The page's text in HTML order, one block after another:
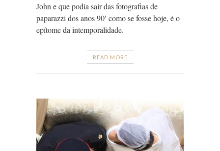
John e que podia sair das fotografias de
paparazzi dos anos 90′ como se fosse hoje, é o
epítome da intemporalidade.
READ MORE